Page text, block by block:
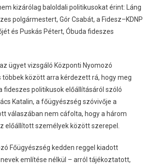
kizárólag baloldali politikusokat érint: Láng
polgármestert, Gór Csabát, a Fidesz–KDNP
és Puskás Pétert, Óbuda fideszes
ügyet vizsgáló Központi Nyomozó
többek között arra kérdezett rá, hogy meg
fideszes politikusok előállításáról szóló
Katalin, a főügyészség szóvivője a
válaszában nem cáfolta, hogy a három
előállított személyek között szerepel.
Főügyészség kedden reggel kiadott
említése nélkül – arról tájékoztatott,